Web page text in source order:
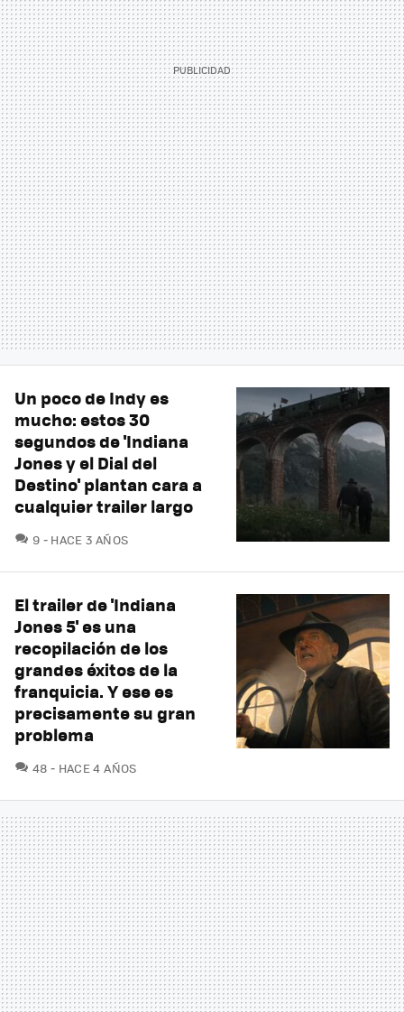
Un poco de Indy es
mucho: estos 30
segundos de 'Indiana
Jones y el Dial del
Destino' plantan cara a
cualquier trailer largo
9 COMENTARIOS
HACE 3 AÑOS
El trailer de 'Indiana
Jones 5' es una
recopilación de los
grandes éxitos de la
franquicia. Y ese es
precisamente su gran
problema
48 COMENTARIOS
HACE 4 AÑOS